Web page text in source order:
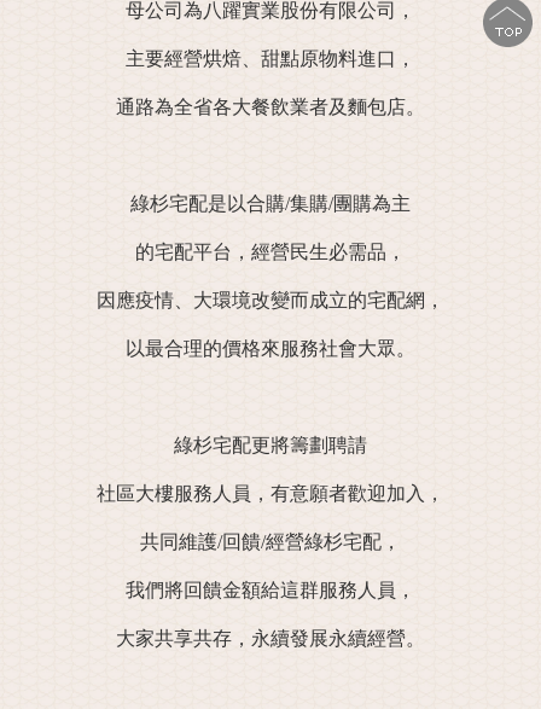
母公司為八躍實業股份有限公司，
主要經營烘焙、甜點原物料進口，
通路為全省各大餐飲業者及麵包店。
綠杉宅配是以合購/集購/團購為主
的宅配平台，經營民生必需品，
因應疫情、大環境改變而成立的宅配網，
以最合理的價格來服務社會大眾。
綠杉宅配更將籌劃聘請
社區大樓服務人員，有意願者歡迎加入，
共同維護/回饋/經營綠杉宅配，
我們將回饋金額給這群服務人員，
大家共享共存，永續發展永續經營。